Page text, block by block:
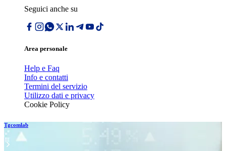
Seguici anche su
Area personale
Help e Faq
Info e contatti
Termini del servizio
Utilizzo dati e privacy
Cookie Policy
Tgcomlab